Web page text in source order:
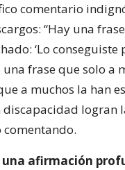
comentario
“Hay una
‘Lo
una frase que solo a
a muchos la han
discapacidad logran
comentando.
una afirmación